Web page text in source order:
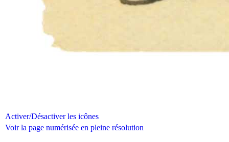
Activer/Désactiver les icônes
Voir la page numérisée en pleine résolution